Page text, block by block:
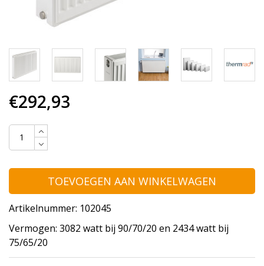
€292,93
TOEVOEGEN AAN WINKELWAGEN
Artikelnummer: 102045
Vermogen: 3082 watt bij 90/70/20 en 2434 watt bij
75/65/20